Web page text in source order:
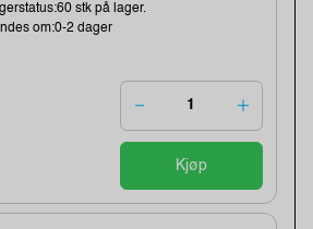
stk på lager.
om:0-2 dager
Kjøp